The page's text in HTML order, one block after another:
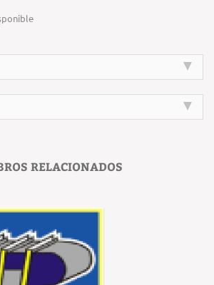
RELACIONADOS